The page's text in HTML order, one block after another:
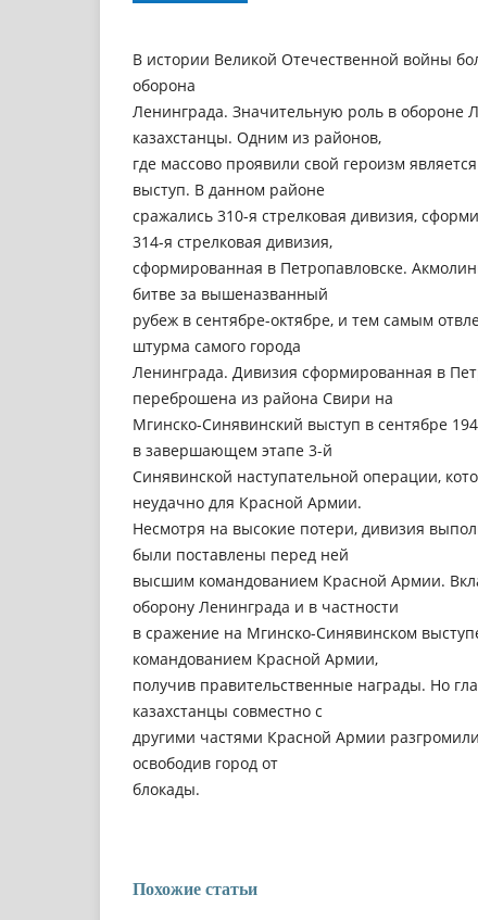
В истории Великой Отечественной войны
оборона
Ленинграда. Значительную роль в обороне
казахстанцы. Одним из районов,
где массово проявили свой героизм
выступ. В данном районе
сражались 310-я стрелковая дивизия,
314-я стрелковая дивизия,
сформированная в Петропавловске.
битве за вышеназванный
рубеж в сентябре-октябре, и тем самым
штурма самого города
Ленинграда. Дивизия сформированная в
переброшена из района Свири на
Мгинско-Синявинский выступ в сентябре
в завершающем этапе 3-й
Синявинской наступательной операции,
неудачно для Красной Армии.
Несмотря на высокие потери, дивизия
были поставлены перед ней
высшим командованием Красной Армии.
оборону Ленинграда и в частности
в сражение на Мгинско-Синявинском
командованием Красной Армии,
получив правительственные награды. Но
казахстанцы совместно с
другими частями Красной Армии
освободив город от
блокады.
Похожие статьи